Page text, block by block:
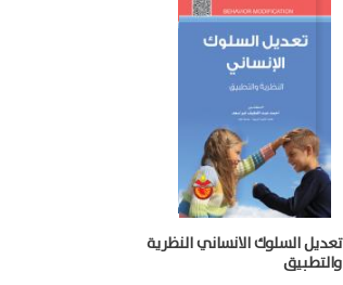
تعديل السلوك الانساني النظرية
والتطبيق